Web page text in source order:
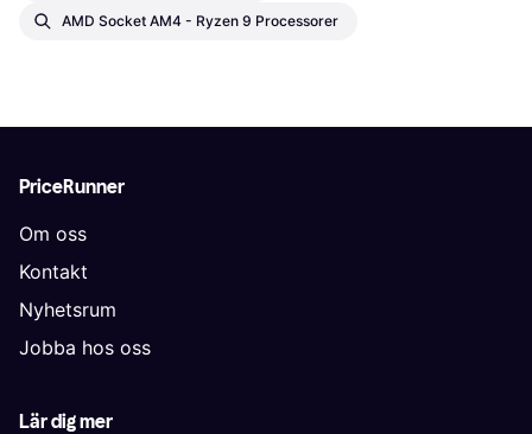
AMD Socket AM4 - Ryzen 9 Processorer
PriceRunner
Om oss
Kontakt
Nyhetsrum
Jobba hos oss
Lär dig mer